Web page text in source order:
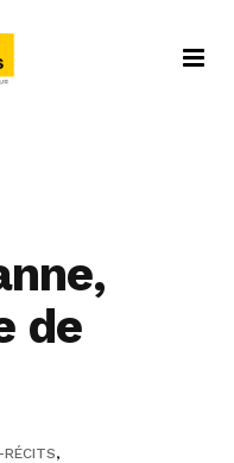
de
RÉCITS,